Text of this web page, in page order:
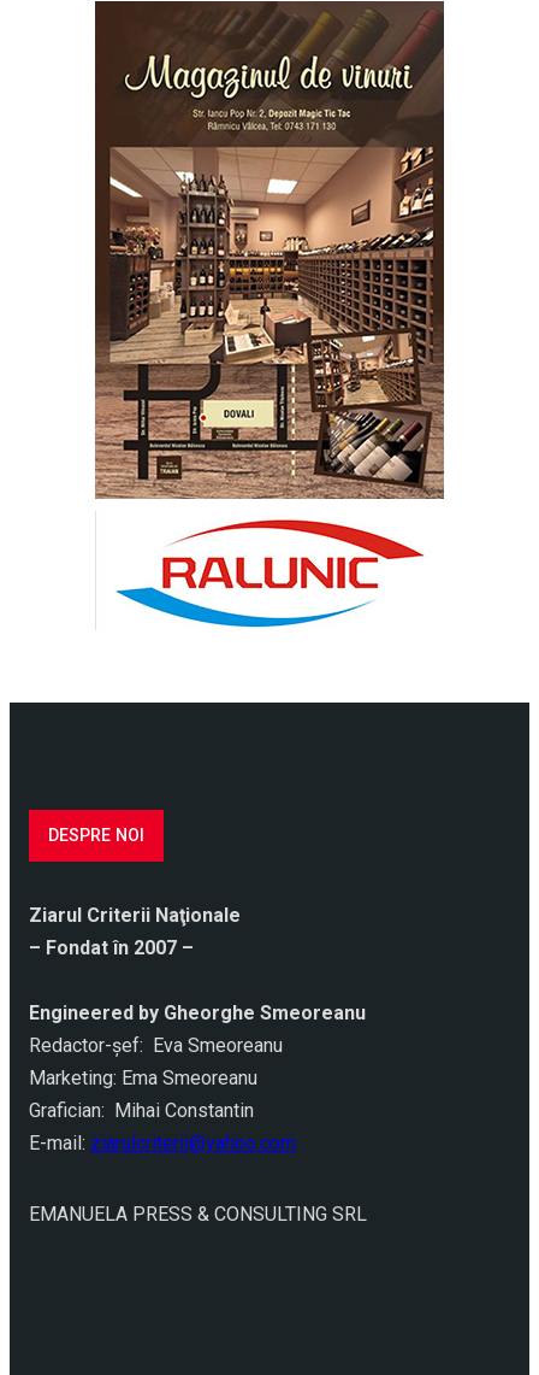
DESPRE NOI
Ziarul Criterii Naţionale
– Fondat în 2007 –
Engineered by Gheorghe Smeoreanu
Redactor-şef: Eva Smeoreanu
Marketing: Ema Smeoreanu
Grafician: Mihai Constantin
E-mail: ziarulcriterii@yahoo.com
EMANUELA PRESS & CONSULTING SRL